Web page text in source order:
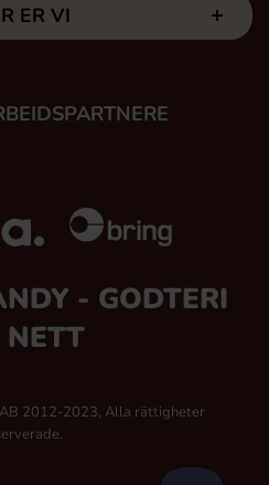
ER VI
- GODTERI
NETT
2012-2023, Alla rättigheter